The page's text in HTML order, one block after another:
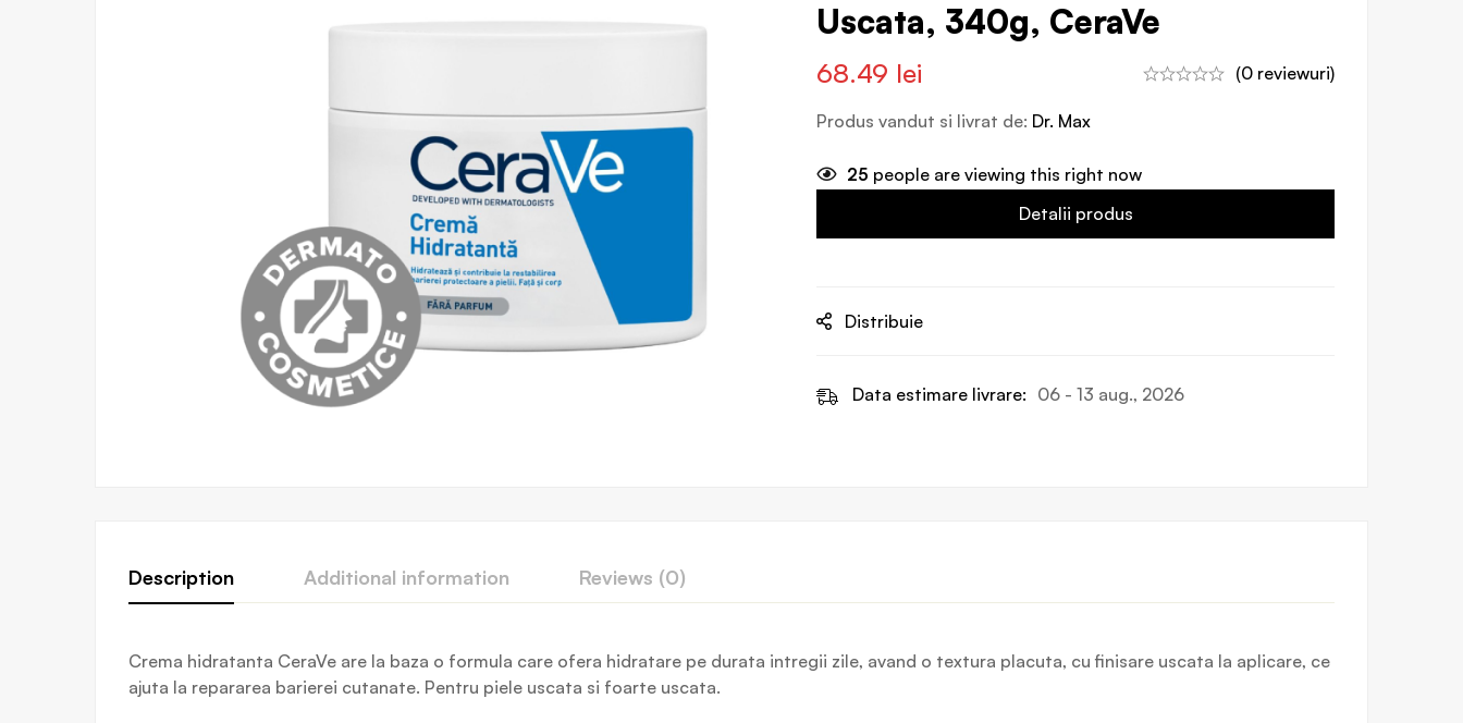
Uscata, 340g, CeraVe
68.49 lei (0 reviewuri)
Produs vandut si livrat de: Dr. Max
25 people are viewing this right now
Detalii produs
Distribuie
Data estimare livrare: 06 - 13 aug., 2026
Description Additional information Reviews (0)
Crema hidratanta CeraVe are la baza o formula care ofera hidratare pe durata intregii zile, avand o textura placuta, cu finisare uscata la aplicare, ce
ajuta la repararea barierei cutanate. Pentru piele uscata si foarte uscata.